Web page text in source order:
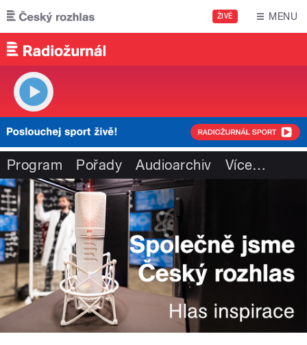
Přejít k hlavnímu obsahu
ŽIVĚ MENU
Program Pořady Audioarchiv Více…